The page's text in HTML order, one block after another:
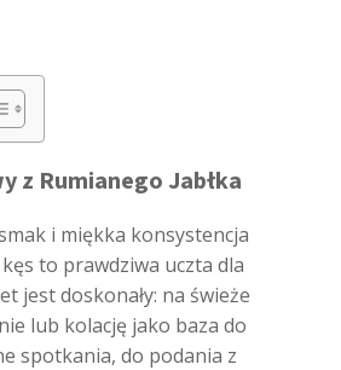
z Rumianego Jabłka
i miękka konsystencja
to prawdziwa uczta dla
jest doskonały: na świeże
lub kolację jako baza do
spotkania, do podania z